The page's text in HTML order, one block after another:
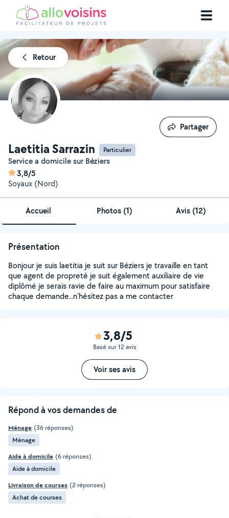
Retour
Laetitia Sarrazin Particulier
Service a domicile sur Béziers
3,8/5
Soyaux (Nord)
Partager
Partager
Accueil Photos (1) Avis (12)
Présentation
Bonjour je suis laetitia je suit sur Béziers je travaille en tant
que agent de propreté je suit également auxiliaire de vie
diplômé je serais ravie de faire au maximum pour satisfaire
chaque demande..n'hésitez pas a me contacter
3,8/5
Basé sur 12 avis
Voir ses avis
Répond à vos demandes de
Ménage (36 réponses)
Ménage
Aide à domicile (6 réponses)
Aide à domicile
Livraison de courses (2 réponses)
Achat de courses